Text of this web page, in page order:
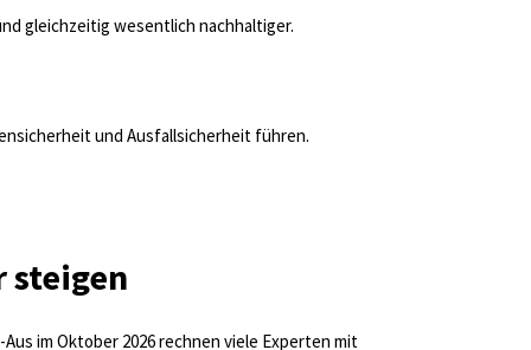
gleichzeitig wesentlich nachhaltiger.
und Ausfallsicherheit führen.
steigen
im Oktober 2026 rechnen viele Experten mit